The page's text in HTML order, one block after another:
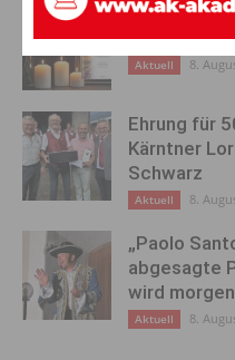
Ein langes
Stulier im
Aktuell 8.
Ehrung für
Kärntner
Schwarz
Aktuell 8.
„Paolo
abgesagte
wird
Aktuell 8.